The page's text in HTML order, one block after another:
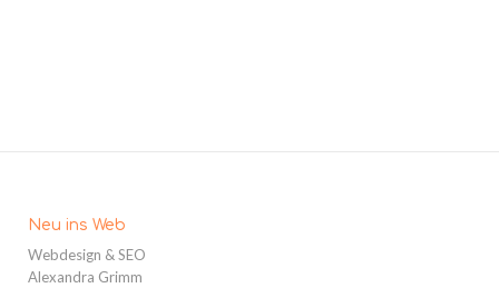
Neu ins Web
Webdesign & SEO
Alexandra Grimm